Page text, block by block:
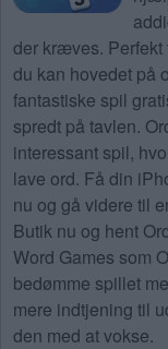
der kræves. Perfekt
du kan hovedet på
fantastiske spil
spredt på tavlen.
interessant spil,
lave ord. Få din
nu og gå videre til
Butik nu og hent
Word Games som
bedømme spillet
mere indtjening til
den med at vokse.